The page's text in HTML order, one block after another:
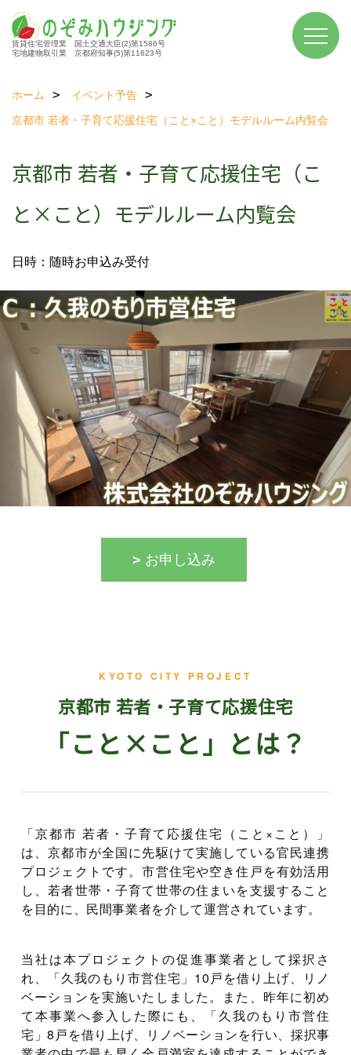
賃貸住宅管理業 国土交通大臣(2)第1586号
宅地建物取引業 京都府知事(5)第11623号
ホーム
イベント予告
京都市 若者・子育て応援住宅（こと×こと）モデルルーム内覧会
京都市 若者・子育て応援住宅（こ
と×こと）モデルルーム内覧会
日時：随時お申込み受付
お申し込み
KYOTO CITY PROJECT
京都市 若者・子育て応援住宅
「こと×こと」とは？
「京都市 若者・子育て応援住宅（こと×こと）」
は、京都市が全国に先駆けて実施している官民連携
プロジェクトです。市営住宅や空き住戸を有効活用
し、若者世帯・子育て世帯の住まいを支援すること
を目的に、民間事業者を介して運営されています。
当社は本プロジェクトの促進事業者として採択さ
れ、「久我のもり市営住宅」10戸を借り上げ、リノ
ベーションを実施いたしました。また、昨年に初め
て本事業へ参入した際にも、「久我のもり市営住
宅」8戸を借り上げ、リノベーションを行い、採択事